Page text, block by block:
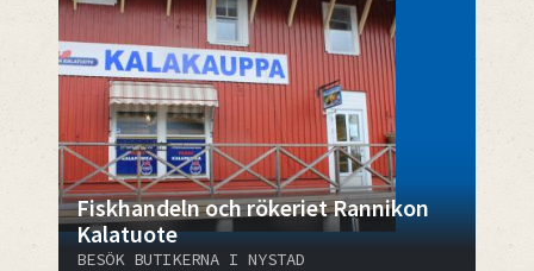
Fiskhandeln och rökeriet Rannikon
Kalatuote
BESÖK BUTIKERNA I NYSTAD